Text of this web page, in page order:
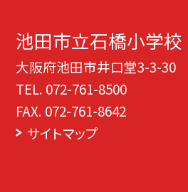
池田市立石橋小学校
大阪府池田市井口堂3-3-30
TEL. 072-761-8500
FAX. 072-761-8642
サイトマップ